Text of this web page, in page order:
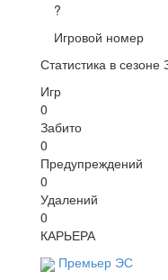
?
Игровой номер
Статистика в
Игр
0
Забито
0
Предупреждений
0
Удалений
0
КАРЬЕРА
Премьер ЭС